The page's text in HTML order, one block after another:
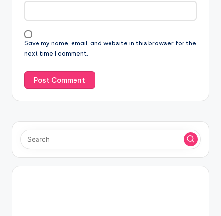
Save my name, email, and website in this browser for the
next time I comment.